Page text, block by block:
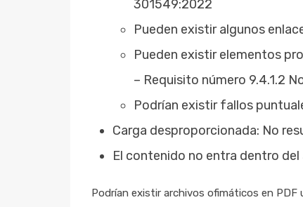
301549:2022
Pueden existir algunos
Pueden existir elementos
– Requisito número 9.4.1.2
Podrían existir fallos
Carga desproporcionada: No
El contenido no entra dentro
Podrían existir archivos ofimáticos en